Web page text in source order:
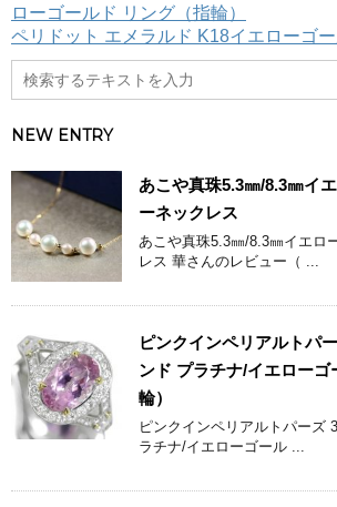
ローゴールド リング（指輪）
ペリドット エメラルド K18イエローゴ
NEW ENTRY
あこや真珠5.3㎜/8.3㎜イ
ーネックレス
あこや真珠5.3㎜/8.3㎜イエロ
レス 華さんのレビュー（ ...
ピンクインペリアルトパ
ンド プラチナ/イエローゴ
輪）
ピンクインペリアルトパーズ
ラチナ/イエローゴール ...